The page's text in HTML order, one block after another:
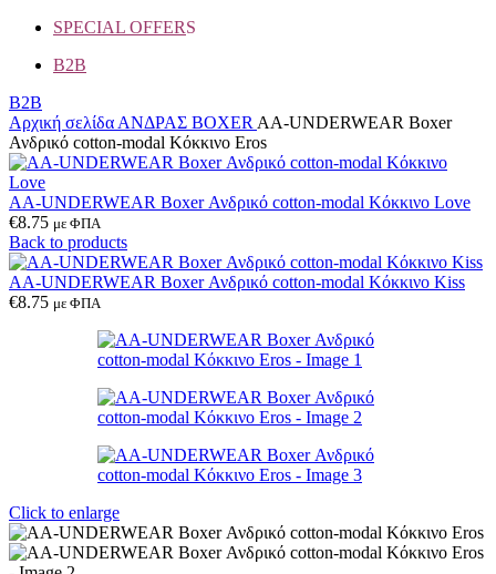
SPECIAL OFFERS
B2B
B2B
Αρχική σελίδα ΑΝΔΡΑΣ BOXER AA-UNDERWEAR Boxer
Ανδρικό cotton-modal Κόκκινο Eros
AA-UNDERWEAR Boxer Ανδρικό cotton-modal Κόκκινο Love
€8.75 με ΦΠΑ
Back to products
AA-UNDERWEAR Boxer Ανδρικό cotton-modal Κόκκινο Kiss
€8.75 με ΦΠΑ
Click to enlarge